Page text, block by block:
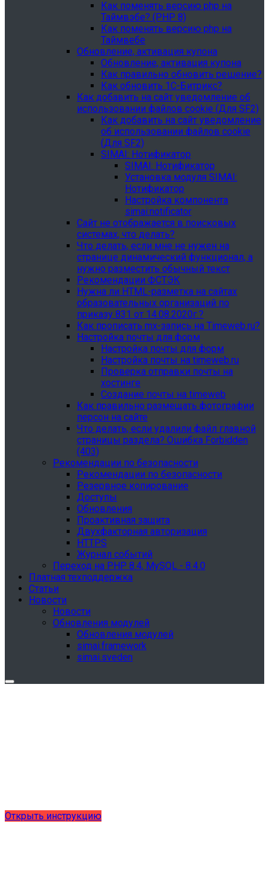
Как поменять версию php на
Таймвэбе? (PHP 8)
Как поменять версию php на
Таймвебе
Обновление, активация купона
Обновление, активация купона
Как правильно обновить решение?
Как обновить 1С-Битрикс?
Как добавить на сайт уведомление об
использовании файлов cookie (Для SF2)
Как добавить на сайт уведомление
об использовании файлов cookie
(Для SF2)
SIMAI: Нотификатор
SIMAI: Нотификатор
Установка модуля SIMAI:
Нотификатор
Настройка компонента
simai:notificator
Сайт не отображается в поисковых
системах, что делать?
Что делать, если мне не нужен на
странице динамический функционал, а
нужно разместить обычный текст
Рекомендации ФСТЭК
Нужна ли HTML-разметка на сайтах
образовательных организаций по
приказу 831 от 14.08.2020г.?
Как прописать mx-запись на Timeweb.ru?
Настройка почты для форм
Настройка почты для форм
Настройка почты на timeweb.ru
Проверка отправки почты на
хостинге
Создание почты на timeweb
Как правильно размещать фотографии
персон на сайте
Что делать, если удалили файл главной
страницы раздела? Ошибка Forbidden
(403)
Рекомендации по безопасности
Рекомендации по безопасности
Резервное копирование
Доступы
Обновления
Проактивная защита
Двухфакторная авторизация
HTTPS
Журнал событий
Переход на PHP 8.4, MySQL - 8.4.0
Платная техподдержка
Статьи
Новости
Новости
Обновления модулей
Обновления модулей
simai.framework
simai.sveden
Открыть инструкцию